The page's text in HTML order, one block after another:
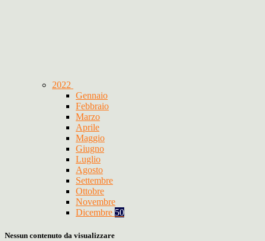
2022
Gennaio
Febbraio
Marzo
Aprile
Maggio
Giugno
Luglio
Agosto
Settembre
Ottobre
Novembre
Dicembre 50
Nessun contenuto da visualizzare